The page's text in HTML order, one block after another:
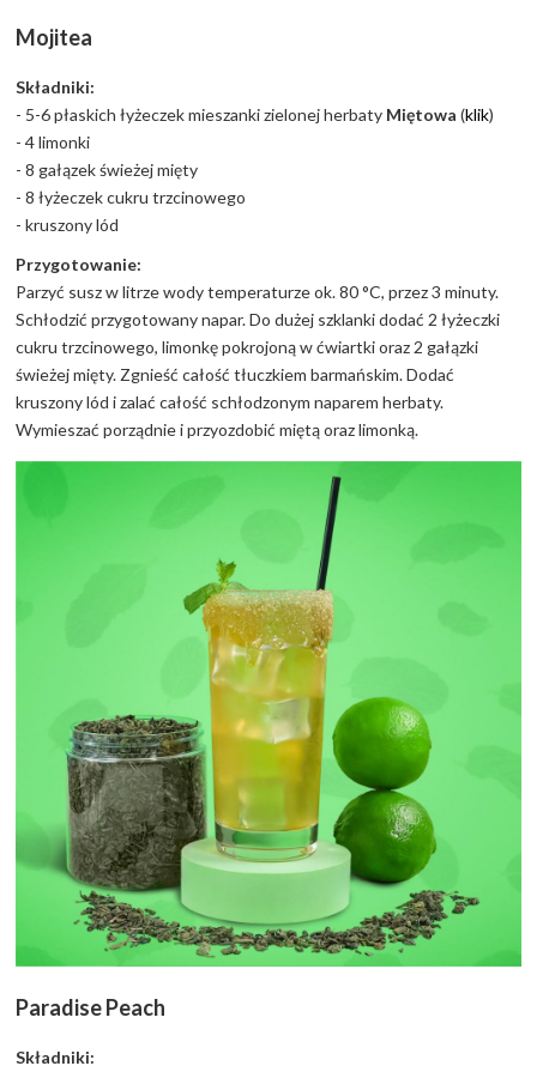
Mojitea
Składniki:
- 5-6 płaskich łyżeczek mieszanki zielonej herbaty Miętowa (klik)
- 4 limonki
- 8 gałązek świeżej mięty
- 8 łyżeczek cukru trzcinowego
- kruszony lód
Przygotowanie:
Parzyć susz w litrze wody temperaturze ok. 80 °C, przez 3 minuty.
Schłodzić przygotowany napar. Do dużej szklanki dodać 2 łyżeczki
cukru trzcinowego, limonkę pokrojoną w ćwiartki oraz 2 gałązki
świeżej mięty. Zgnieść całość tłuczkiem barmańskim. Dodać
kruszony lód i zalać całość schłodzonym naparem herbaty.
Wymieszać porządnie i przyozdobić miętą oraz limonką.
Paradise Peach
Składniki: